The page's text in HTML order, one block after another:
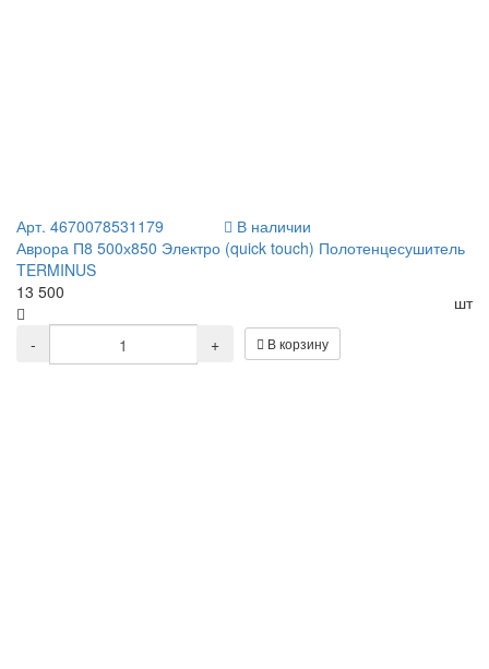
Арт. 4670078531179
В наличии
Аврора П8 500х850 Электро (quick touch) Полотенцесушитель
TERMINUS
13 500
шт
-
+ В корзину